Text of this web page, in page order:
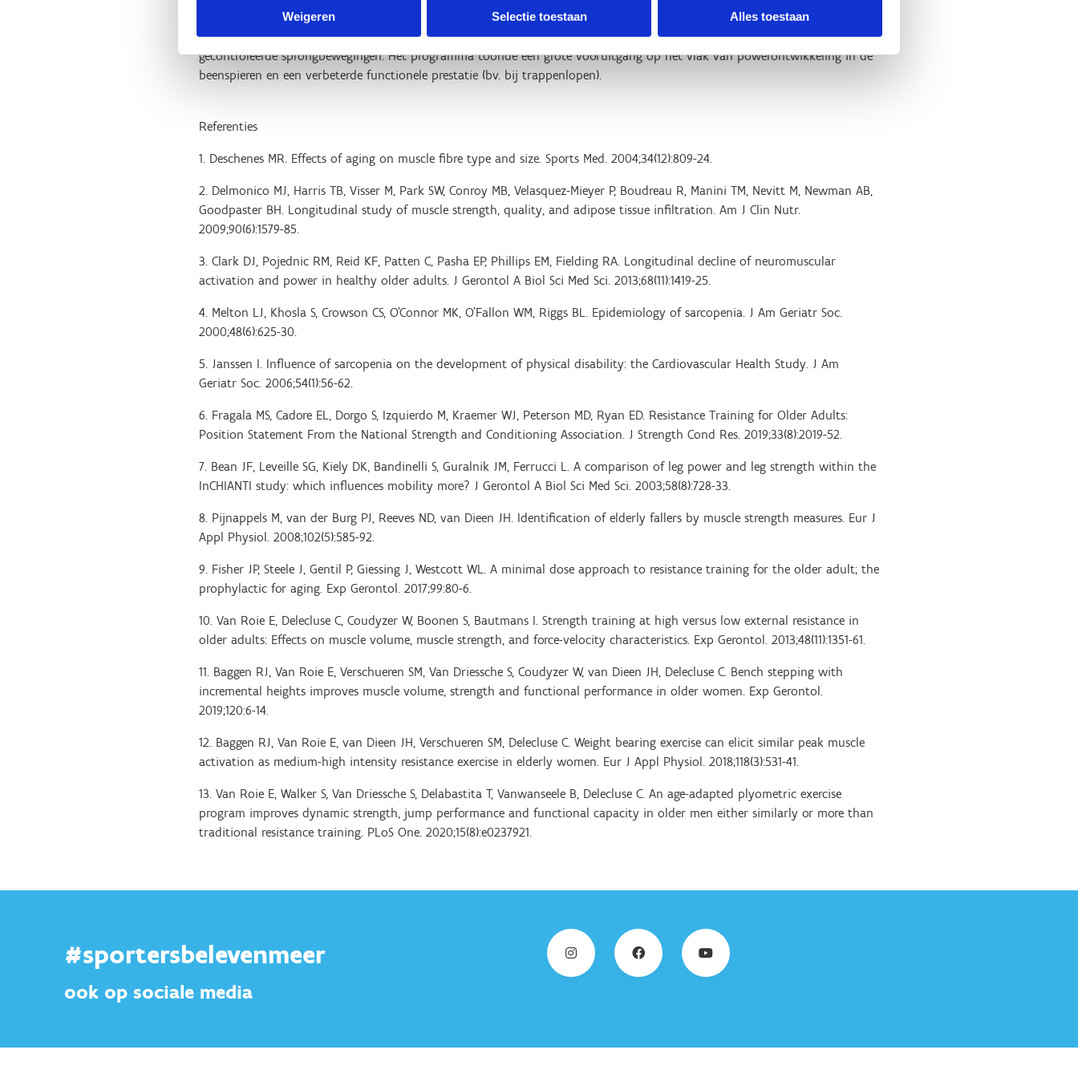
Weigeren Selectie toestaan Alles toestaan
hogere snelheden. Ook deze studie gebruikte geen complexe apparatuur. Ze werkte met een squatbeweging en een
voorwaartse en zijwaartse opstapbeweging op een step. De snelheid van de bewegingen werd gradueel verhoogd tot zelfs
gecontroleerde sprongbewegingen. Het programma toonde een grote vooruitgang op het vlak van powerontwikkeling in de
beenspieren en een verbeterde functionele prestatie (bv. bij trappenlopen).
Referenties
1. Deschenes MR. Effects of aging on muscle fibre type and size. Sports Med. 2004;34(12):809-24.
2. Delmonico MJ, Harris TB, Visser M, Park SW, Conroy MB, Velasquez-Mieyer P, Boudreau R, Manini TM, Nevitt M, Newman AB,
Goodpaster BH. Longitudinal study of muscle strength, quality, and adipose tissue infiltration. Am J Clin Nutr.
2009;90(6):1579-85.
3. Clark DJ, Pojednic RM, Reid KF, Patten C, Pasha EP, Phillips EM, Fielding RA. Longitudinal decline of neuromuscular
activation and power in healthy older adults. J Gerontol A Biol Sci Med Sci. 2013;68(11):1419-25.
4. Melton LJ, Khosla S, Crowson CS, O'Connor MK, O'Fallon WM, Riggs BL. Epidemiology of sarcopenia. J Am Geriatr Soc.
2000;48(6):625-30.
5. Janssen I. Influence of sarcopenia on the development of physical disability: the Cardiovascular Health Study. J Am
Geriatr Soc. 2006;54(1):56-62.
6. Fragala MS, Cadore EL, Dorgo S, Izquierdo M, Kraemer WJ, Peterson MD, Ryan ED. Resistance Training for Older Adults:
Position Statement From the National Strength and Conditioning Association. J Strength Cond Res. 2019;33(8):2019-52.
7. Bean JF, Leveille SG, Kiely DK, Bandinelli S, Guralnik JM, Ferrucci L. A comparison of leg power and leg strength within the
InCHIANTI study: which influences mobility more? J Gerontol A Biol Sci Med Sci. 2003;58(8):728-33.
8. Pijnappels M, van der Burg PJ, Reeves ND, van Dieen JH. Identification of elderly fallers by muscle strength measures. Eur J
Appl Physiol. 2008;102(5):585-92.
9. Fisher JP, Steele J, Gentil P, Giessing J, Westcott WL. A minimal dose approach to resistance training for the older adult; the
prophylactic for aging. Exp Gerontol. 2017;99:80-6.
10. Van Roie E, Delecluse C, Coudyzer W, Boonen S, Bautmans I. Strength training at high versus low external resistance in
older adults: Effects on muscle volume, muscle strength, and force-velocity characteristics. Exp Gerontol. 2013;48(11):1351-61.
11. Baggen RJ, Van Roie E, Verschueren SM, Van Driessche S, Coudyzer W, van Dieen JH, Delecluse C. Bench stepping with
incremental heights improves muscle volume, strength and functional performance in older women. Exp Gerontol.
2019;120:6-14.
12. Baggen RJ, Van Roie E, van Dieen JH, Verschueren SM, Delecluse C. Weight bearing exercise can elicit similar peak muscle
activation as medium-high intensity resistance exercise in elderly women. Eur J Appl Physiol. 2018;118(3):531-41.
13. Van Roie E, Walker S, Van Driessche S, Delabastita T, Vanwanseele B, Delecluse C. An age-adapted plyometric exercise
program improves dynamic strength, jump performance and functional capacity in older men either similarly or more than
traditional resistance training. PLoS One. 2020;15(8):e0237921.
#sportersbelevenmeer
ook op sociale media